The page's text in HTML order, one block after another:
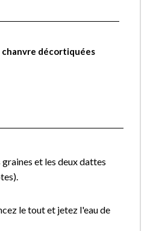
chanvre décortiquées
et les deux dattes
le tout et jetez l'eau de